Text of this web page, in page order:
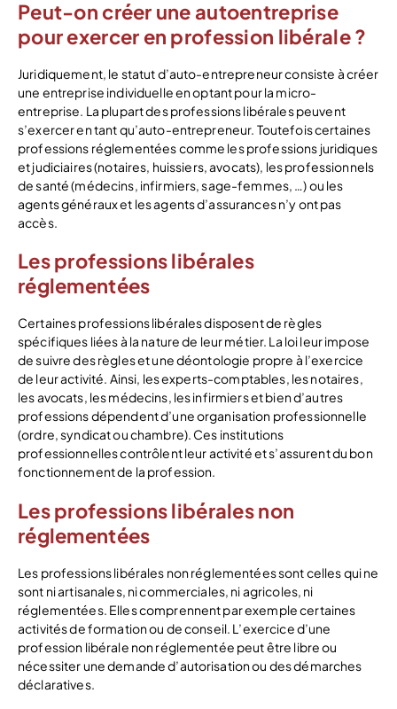
Peut-on créer une autoentreprise
pour exercer en profession libérale ?
Juridiquement, le statut d’auto-entrepreneur consiste à créer
une entreprise individuelle en optant pour la micro-
entreprise. La plupart des professions libérales peuvent
s’exercer en tant qu’auto-entrepreneur. Toutefois certaines
professions réglementées comme les professions juridiques
et judiciaires (notaires, huissiers, avocats), les professionnels
de santé (médecins, infirmiers, sage-femmes, …) ou les
agents généraux et les agents d’assurances n’y ont pas
accès.
Les professions libérales
réglementées
Certaines professions libérales disposent de règles
spécifiques liées à la nature de leur métier. La loi leur impose
de suivre des règles et une déontologie propre à l’exercice
de leur activité. Ainsi, les experts-comptables, les notaires,
les avocats, les médecins, les infirmiers et bien d’autres
professions dépendent d’une organisation professionnelle
(ordre, syndicat ou chambre). Ces institutions
professionnelles contrôlent leur activité et s’assurent du bon
fonctionnement de la profession.
Les professions libérales non
réglementées
Les professions libérales non réglementées sont celles qui ne
sont ni artisanales, ni commerciales, ni agricoles, ni
réglementées. Elles comprennent par exemple certaines
activités de formation ou de conseil. L’exercice d’une
profession libérale non réglementée peut être libre ou
nécessiter une demande d’autorisation ou des démarches
déclaratives.